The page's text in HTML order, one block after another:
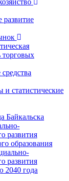
развитие
торговых
и статистические
Байкальска
развития
образования
развития
2040 года